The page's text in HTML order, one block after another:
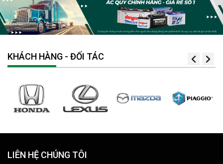
KHÁCH HÀNG - ĐỐI TÁC
LIÊN HỆ CHÚNG TÔI